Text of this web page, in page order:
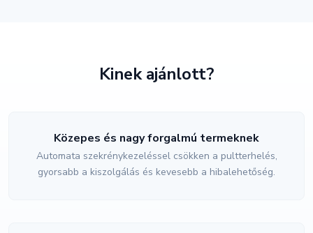
Kinek ajánlott?
Közepes és nagy forgalmú termeknek
Automata szekrénykezeléssel csökken a pultterhelés,
gyorsabb a kiszolgálás és kevesebb a hibalehetőség.